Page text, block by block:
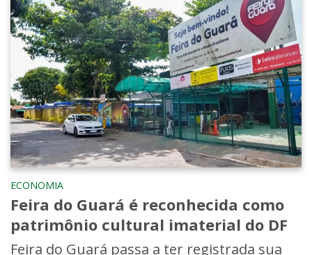
ECONOMIA
Feira do Guará é reconhecida como
patrimônio cultural imaterial do DF
Feira do Guará passa a ter registrada sua